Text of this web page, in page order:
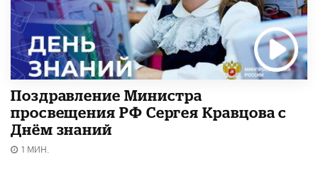
Поздравление Министра
просвещения РФ Сергея Кравцова с
Днём знаний
1 МИН.